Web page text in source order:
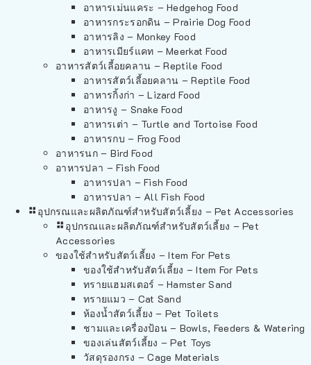
อาหารเม่นแคระ – Hedgehog Food
อาหารกระรอกดิน – Prairie Dog Food
อาหารลิง – Monkey Food
อาหารเมียร์แคท – Meerkat Food
อาหารสัตว์เลี้อยคลาน – Reptile Food
อาหารสัตว์เลี้อยคลาน – Reptile Food
อาหารกิ้งก่า – Lizard Food
อาหารงู – Snake Food
อาหารเต่า – Turtle and Tortoise Food
อาหารกบ – Frog Food
อาหารนก – Bird Food
อาหารปลา – Fish Food
อาหารปลา – Fish Food
อาหารปลา – All Fish Food
อุปกรณและผลิตภัณฑ์สำหรับสัตว์เลี้ยง – Pet Accessories
อุปกรณและผลิตภัณฑ์สำหรับสัตว์เลี้ยง – Pet
Accessories
ของใช้สำหรับสัตว์เลี้ยง – Item For Pets
ของใช้สำหรับสัตว์เลี้ยง – Item For Pets
ทรายแฮมสเตอร์ – Hamster Sand
ทรายแมว – Cat Sand
ห้องน้ำสัตว์เลี้ยง – Pet Toilets
ชามและเครื่องป้อน – Bowls, Feeders & Watering
ของเล่นสัตว์เลี้ยง – Pet Toys
วัสดุรองกรง – Cage Materials